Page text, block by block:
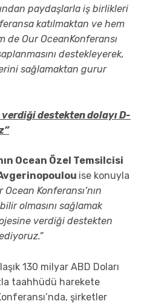
paydaşlarla iş birlikleri
katılmaktan ve hem
de Our OceanKonferansı
destekleyerek,
sağlamaktan gurur
destekten dolayı D-
Ocean Özel Temsilcisi
ise konuyla
Ocean Konferansı’nın
olmasını sağlamak
verdiği destekten
130 milyar ABD Doları
taahhüdü harekete
şirketler